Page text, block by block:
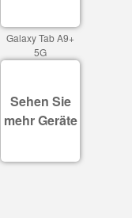
Galaxy Tab A9+
5G
Sehen Sie
mehr Geräte